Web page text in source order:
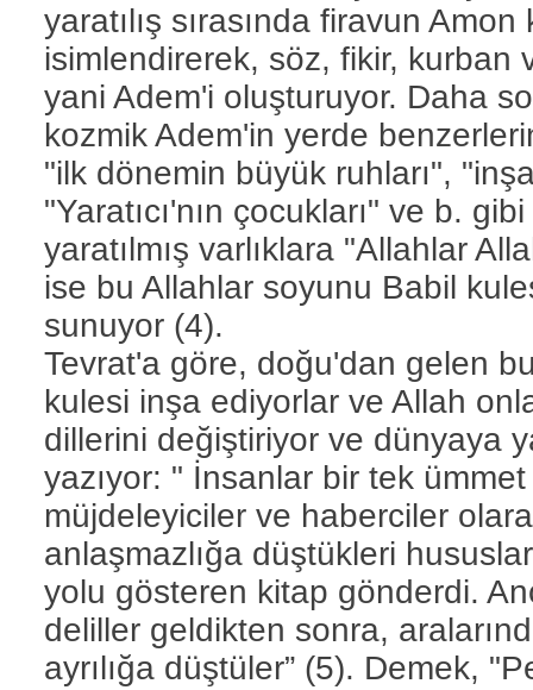
yaratılış sırasında firavun
isimlendirerek, söz, fikir, kurban
yani Adem'i oluşturuyor. Daha
kozmik Adem'in yerde
"ilk dönemin büyük ruhları",
"Yaratıcı'nın çocukları" ve b.
yaratılmış varlıklara "Allahlar
ise bu Allahlar soyunu Babil
sunuyor (4).
Tevrat'a göre, doğu'dan gelen
kulesi inşa ediyorlar ve Allah
dillerini değiştiriyor ve dünyaya
yazıyor: " İnsanlar bir tek
müjdeleyiciler ve haberciler
anlaşmazlığa düştükleri
yolu gösteren kitap gönderdi.
deliller geldikten sonra,
ayrılığa düştüler” (5). Demek,